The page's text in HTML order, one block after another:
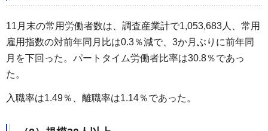
11月末の常用労働者数は、調査産業計で1,053,683人、常用
雇用指数の対前年同月比は0.3％減で、3か月ぶりに前年同
月を下回った。パートタイム労働者比率は30.8％であっ
た。
入職率は1.49％、離職率は1.14％であった。